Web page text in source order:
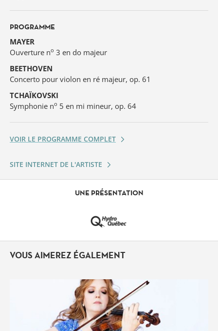
PROGRAMME
MAYER
Ouverture no 3 en do majeur
BEETHOVEN
Concerto pour violon en ré majeur, op. 61
TCHAÏKOVSKI
Symphonie no 5 en mi mineur, op. 64
VOIR LE PROGRAMME COMPLET
SITE INTERNET DE L'ARTISTE
UNE PRÉSENTATION
VOUS AIMEREZ ÉGALEMENT